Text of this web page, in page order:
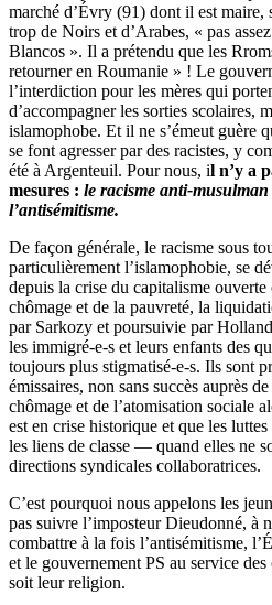
marché d’Évry (91) dont il est maire,
trop de Noirs et d’Arabes, « pas
Blancos ». Il a prétendu que les
retourner en Roumanie » ! Le
l’interdiction pour les mères qui
d’accompagner les sorties scolaires,
islamophobe. Et il ne s’émeut guère
se font agresser par des racistes, y
été à Argenteuil. Pour nous, il n’y a
mesures : le racisme anti-
l’antisémitisme.
De façon générale, le racisme sous
particulièrement l’islamophobie, se
depuis la crise du capitalisme
chômage et de la pauvreté, la
par Sarkozy et poursuivie par
les immigré-e-s et leurs enfants des
toujours plus stigmatisé-e-s. Ils sont
émissaires, non sans succès auprès
chômage et de l’atomisation sociale
est en crise historique et que les
les liens de classe — quand elles ne
directions syndicales collaboratrices.
C’est pourquoi nous appelons les
pas suivre l’imposteur Dieudonné, à
combattre à la fois l’antisémitisme,
et le gouvernement PS au service
soit leur religion.